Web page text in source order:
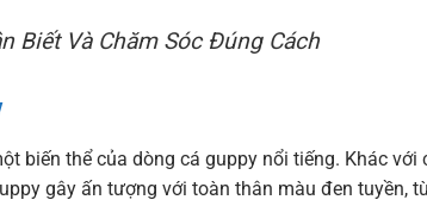
Biết Và Chăm Sóc Đúng Cách
biến thể của dòng cá guppy nổi tiếng. Khác với
gây ấn tượng với toàn thân màu đen tuyền,